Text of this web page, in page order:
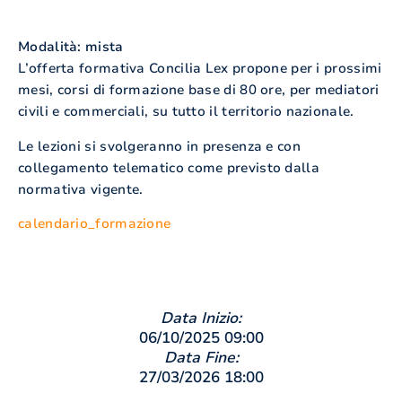
Modalità: mista
L’offerta formativa Concilia Lex propone per i prossimi
mesi, corsi di formazione base di 80 ore, per mediatori
civili e commerciali, su tutto il territorio nazionale.
Le lezioni si svolgeranno in presenza e con
collegamento telematico come previsto dalla
normativa vigente.
calendario_formazione
Data Inizio:
06/10/2025 09:00
Data Fine:
27/03/2026 18:00